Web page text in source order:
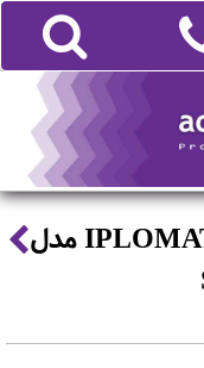
ست خودنویس و خودکار IPLOMAT مدل